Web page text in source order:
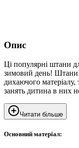
Опис
Ці популярні штани
зимовий день! Штани
дихаючого
занять дитина в них
Читати більше
Основний матеріал: